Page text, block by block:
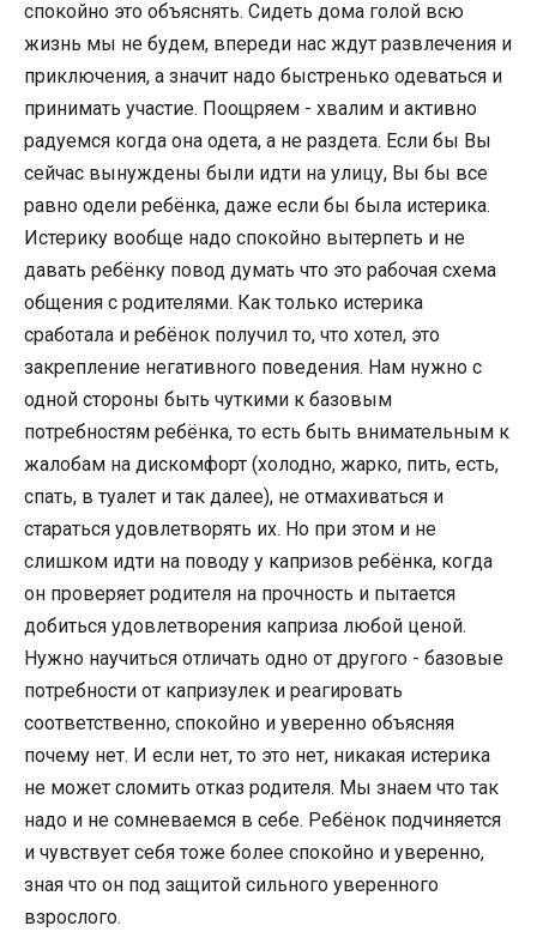
спокойно это объяснять. Сидеть дома голой всю
жизнь мы не будем, впереди нас ждут развлечения и
приключения, а значит надо быстренько одеваться и
принимать участие. Поощряем - хвалим и активно
радуемся когда она одета, а не раздета. Если бы Вы
сейчас вынуждены были идти на улицу, Вы бы все
равно одели ребёнка, даже если бы была истерика.
Истерику вообще надо спокойно вытерпеть и не
давать ребёнку повод думать что это рабочая схема
общения с родителями. Как только истерика
сработала и ребёнок получил то, что хотел, это
закрепление негативного поведения. Нам нужно с
одной стороны быть чуткими к базовым
потребностям ребёнка, то есть быть внимательным к
жалобам на дискомфорт (холодно, жарко, пить, есть,
спать, в туалет и так далее), не отмахиваться и
стараться удовлетворять их. Но при этом и не
слишком идти на поводу у капризов ребёнка, когда
он проверяет родителя на прочность и пытается
добиться удовлетворения каприза любой ценой.
Нужно научиться отличать одно от другого - базовые
потребности от капризулек и реагировать
соответственно, спокойно и уверенно объясняя
почему нет. И если нет, то это нет, никакая истерика
не может сломить отказ родителя. Мы знаем что так
надо и не сомневаемся в себе. Ребёнок подчиняется
и чувствует себя тоже более спокойно и уверенно,
зная что он под защитой сильного уверенного
взрослого.